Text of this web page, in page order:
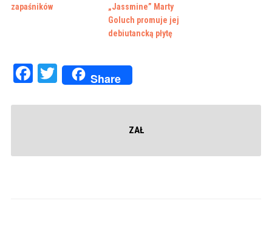
zapaśników
„Jassmine” Marty
Goluch promuje jej
debiutancką płytę
Facebook
Twitter
Share
ZAŁ